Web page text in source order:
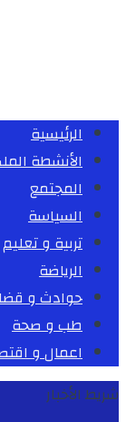
الرئيسية
الأنشطة
المجتمع
السياسة
تربية و تعليم
الرياضة
حوادث و
طب و صحة
اعمال و
شريط الأخبار